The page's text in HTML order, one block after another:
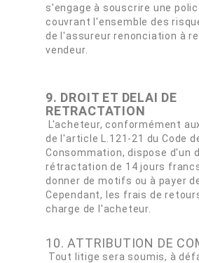
s'engage à souscrire une
couvrant l'ensemble des
de l'assureur renonciation à
vendeur.
9. DROIT ET DELAI DE
RETRACTATION
L'acheteur, conformément
de l'article L.121-21 du Code
Consommation, dispose d'un
rétractation de 14 jours
donner de motifs ou à payer
Cependant, les frais de
charge de l'acheteur.
10. ATTRIBUTION DE
Tout litige sera soumis, à